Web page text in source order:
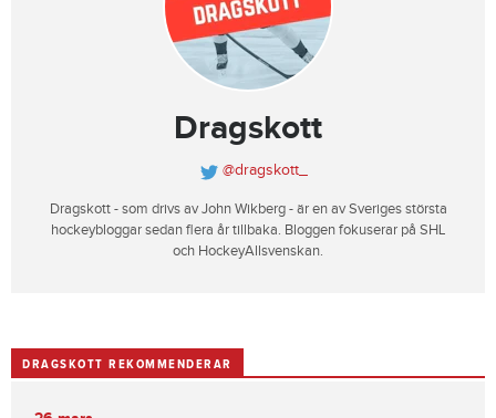
Dragskott
@dragskott_
Dragskott - som drivs av John Wikberg - är en av Sveriges största
hockeybloggar sedan flera år tillbaka. Bloggen fokuserar på SHL
och HockeyAllsvenskan.
DRAGSKOTT REKOMMENDERAR